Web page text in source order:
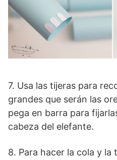
7. Usa las tijeras para
grandes que serán las
pega en barra para
cabeza del elefante.
8. Para hacer la cola y la